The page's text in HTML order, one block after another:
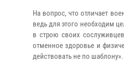
На вопрос, что отличает
ведь для этого необходим
в строю своих
отменное здоровье и
действовать не по шаблону».